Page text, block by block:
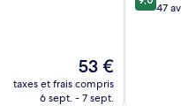
Le
nouveau
prix
53 €
taxes et frais compris
6 sept. - 7 sept.
sur 47